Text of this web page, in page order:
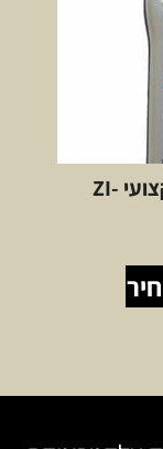
מודד עוצמת קול מקצועי ZI-